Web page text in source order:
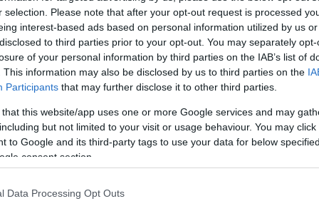
selection. Please note that after your opt-out request is processed
interest-based ads based on personal information utilized by us
to third parties prior to your opt-out. You may separately
of your personal information by third parties on the IAB’s list of
This information may also be disclosed by us to third parties on the
Participants that may further disclose it to other third parties.
that this website/app uses one or more Google services and may
but not limited to your visit or usage behaviour. You may
to Google and its third-party tags to use your data for below
consent section.
Data Processing Opt Outs
és a nagyvárosokból, hogy menedéket
a fordulatos cselekményvezetés és a remek
sokszor emlékeztetnek más disztópiákra
rész például Glukhovsky trilógiájára, a
A hatalomra stb.), a végeredmény mégis új, csak
vírus miatt a történet sajnos nagyon aktuális is;
meg a fejemben, hogy vajon mit tennék, ha
volt belegondolni, mennyire valóságos most ez
ujjgyakorlatnak tűnik – Nora Roberts
a dinamikával, fonja össze a szálakat, és
könyvet, amin ennyire érződik a jó értelemben